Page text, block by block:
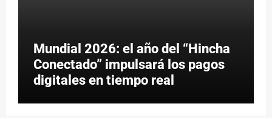
Mundial 2026: el año del “Hincha
Conectado” impulsará los pagos
digitales en tiempo real